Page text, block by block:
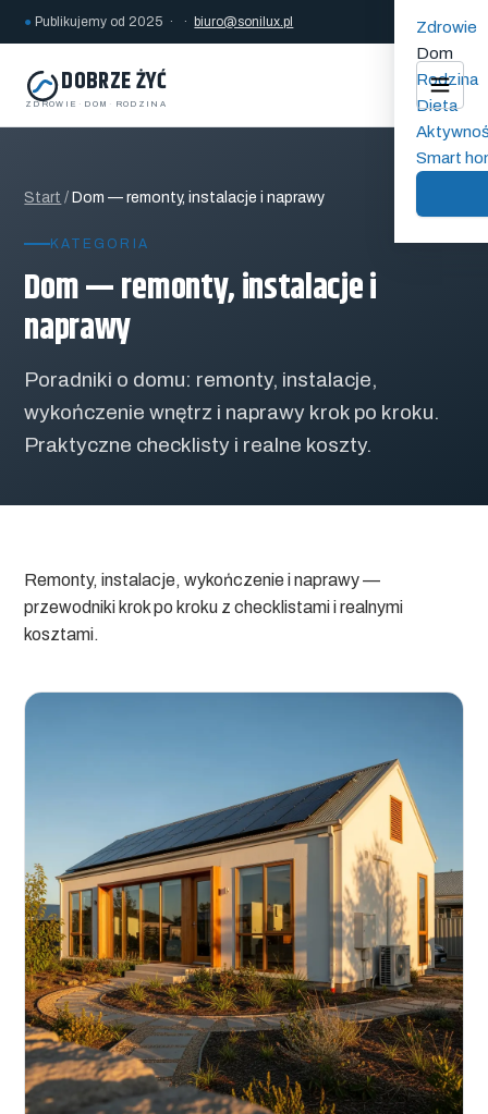
● Publikujemy od 2025 · ·biuro@sonilux.pl
DOBRZE ŻYĆ
ZDROWIE · DOM · RODZINA
Zdrowie
Dom
Rodzina
Dieta
Smart
Start / Dom — remonty, instalacje i naprawy
KATEGORIA
Dom — remonty, instalacje i
naprawy
Poradniki o domu: remonty, instalacje,
wykończenie wnętrz i naprawy krok po kroku.
Praktyczne checklisty i realne koszty.
Remonty, instalacje, wykończenie i naprawy —
przewodniki krok po kroku z checklistami i realnymi
kosztami.